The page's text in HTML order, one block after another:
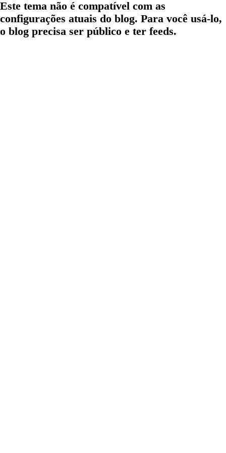
Este tema não é compatível com as
configurações atuais do blog. Para você usá-lo,
o blog precisa ser público e ter feeds.